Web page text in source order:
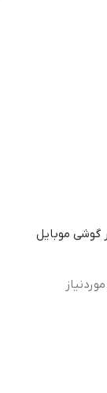
گوشی موبایل